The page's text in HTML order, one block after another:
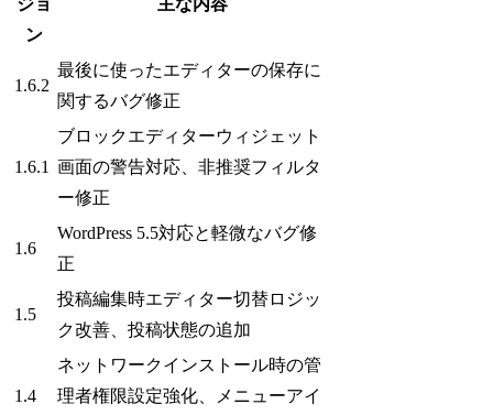
ジョ
ン
主な内容
1.6.2
最後に使ったエディターの保存に
関するバグ修正
1.6.1
ブロックエディターウィジェット
画面の警告対応、非推奨フィルタ
ー修正
1.6
WordPress 5.5対応と軽微なバグ修
正
1.5
投稿編集時エディター切替ロジッ
ク改善、投稿状態の追加
1.4
ネットワークインストール時の管
理者権限設定強化、メニューアイ